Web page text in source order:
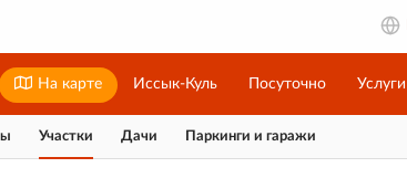
На карте Иссык-Куль Посуточно Услуги
Участки Дачи Паркинги и гаражи